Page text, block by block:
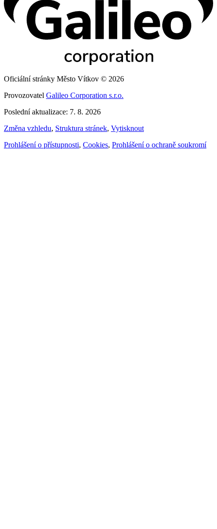
Oficiální stránky Město Vítkov © 2026
Provozovatel Galileo Corporation s.r.o.
Poslední aktualizace: 7. 8. 2026
Změna vzhledu, Struktura stránek, Vytisknout
Prohlášení o přístupnosti, Cookies, Prohlášení o ochraně soukromí